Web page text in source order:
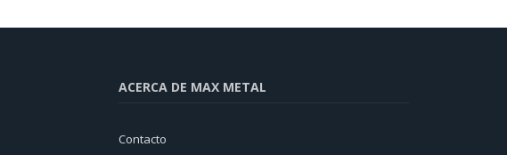
ACERCA DE MAX METAL
Contacto